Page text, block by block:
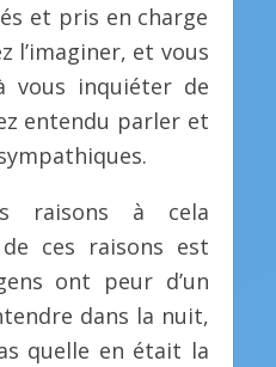
et pris en charge
l’imaginer, et vous
vous inquiéter de
entendu parler et
raisons à cela
de ces raisons est
ont peur d’un
dans la nuit,
quelle en était la